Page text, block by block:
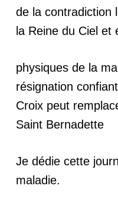
de la contradiction
la Reine du Ciel et
physiques de la
résignation
Croix peut
Saint Bernadette
Je dédie cette
maladie.